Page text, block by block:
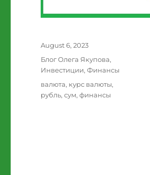
Posted
August 6, 2023
Categories
Блог Олега Якупова,
Инвестиции,Финансы
Tags
валюта, курс валюты,
рубль,сум,финансы